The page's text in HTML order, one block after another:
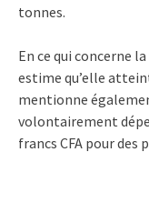
tonnes.
En ce qui concerne
estime qu’elle
mentionne
volontairement
francs CFA pour des